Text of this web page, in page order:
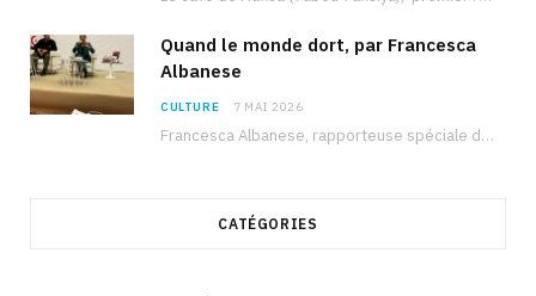
Quand le monde dort, par Francesca
Albanese
CULTURE 7 MAI 2026
Francesca Albanese, rapporteuse spéciale de l’ONU sur les territoires palestiniens occupés, était à Tunis pour…
CATÉGORIES